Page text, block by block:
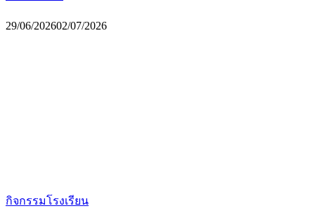
29/06/202602/07/2026
กิจกรรมโรงเรียน